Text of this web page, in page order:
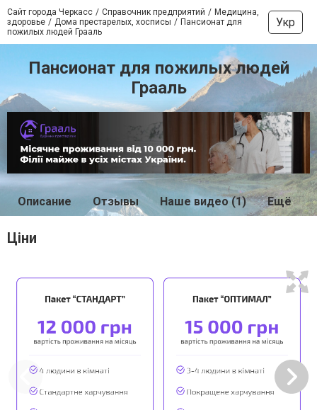
Сайт города Черкасс Справочник предприятий
Медицина,
здоровье
Дома престарелых, хосписы
Пансионат для
пожилых людей Грааль
Укр
Пансионат для пожилых людей
Грааль
Описание Отзывы Наше видео (1) Ещё
Ціни